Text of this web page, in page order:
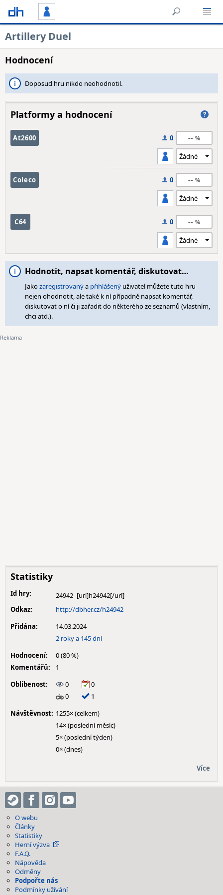
Artillery Duel
Hodnocení
Doposud hru nikdo neohodnotil.
Platformy a hodnocení
At2600 0 --
Coleco 0 --
C64 0 --
Hodnotit, napsat komentář, diskutovat…
Jakozaregistrovanýa přihlášený uživatel můžete tuto hru
nejen ohodnotit, ale také k ní případně napsat komentář,
diskutovat o ní či ji zařadit do některého ze seznamů (vlastním,
chci atd.).
Statistiky
Id hry:
24942
Odkaz:
http://dbher.cz/h24942
Přidána:
14.03.2024
2 roky a 145 dní
Hodnocení:
0 (80 %)
Komentářů:
1
Oblíbenost:
0
0
0
1
Návštěvnost: 1255× (celkem)
14× (poslední měsíc)
5× (poslední týden)
0× (dnes)
Více
O webu
Články
Statistiky
Herní výzva
F.A.Q.
Nápověda
Odměny
Podpořte nás
Podmínky užívání